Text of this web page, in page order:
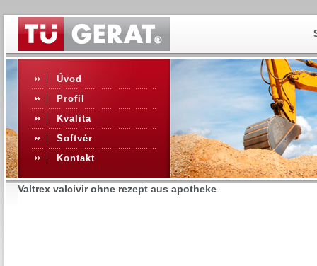
Úvod
Profil
Kvalita
Softvér
Kontakt
Valtrex valcivir ohne rezept aus apotheke